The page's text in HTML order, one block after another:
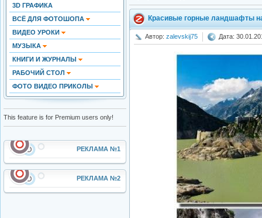
3D ГРАФИКА
ВСЁ ДЛЯ ФОТОШОПА
ВИДЕО УРОКИ
МУЗЫКА
КНИГИ И ЖУРНАЛЫ
РАБОЧИЙ СТОЛ
ФОТО ВИДЕО ПРИКОЛЫ
This feature is for Premium users only!
РЕКЛАМА №1
РЕКЛАМА №2
Красивые горные ландшафты
Автор: zalevskij75 Дата: